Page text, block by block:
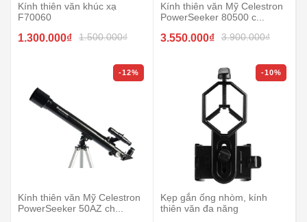
Kính thiên văn khúc xạ
F70060
1.300.000₫ 1.500.000₫
-12%
Kính thiên văn Mỹ Celestron
PowerSeeker 50AZ ch...
Kính thiên văn Mỹ Celestron
PowerSeeker 80500 c...
3.550.000₫ 3.900.000₫
-10%
Kẹp gắn ống nhòm, kính
thiên văn đa năng